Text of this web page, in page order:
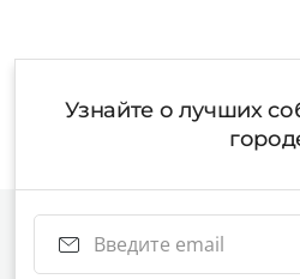
Узнайте о лучших